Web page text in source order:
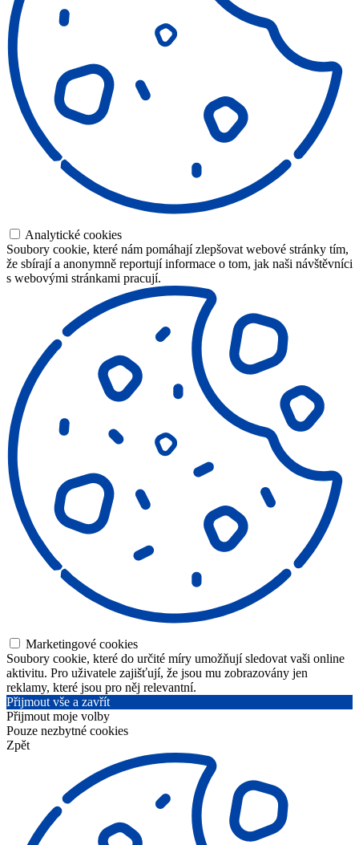
Analytické cookies
Soubory cookie, které nám pomáhají zlepšovat webové stránky tím,
že sbírají a anonymně reportují informace o tom, jak naši návštěvníci
s webovými stránkami pracují.
Marketingové cookies
Soubory cookie, které do určité míry umožňují sledovat vaši online
aktivitu. Pro uživatele zajišťují, že jsou mu zobrazovány jen
reklamy, které jsou pro něj relevantní.
Přijmout vše a zavřít
Přijmout moje volby
Pouze nezbytné cookies
Zpět